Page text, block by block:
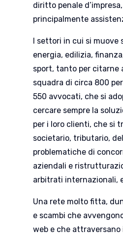
diritto penale
principalmente
I settori in cui si muove
energia, edilizia,
sport, tanto per citarne
squadra di circa 800
550 avvocati, che si
cercare sempre la
per i loro clienti, che si
societario, tributario,
problematiche di
aziendali e
arbitrati internazionali,
Una rete molto fitta,
e scambi che
web e che attraversano